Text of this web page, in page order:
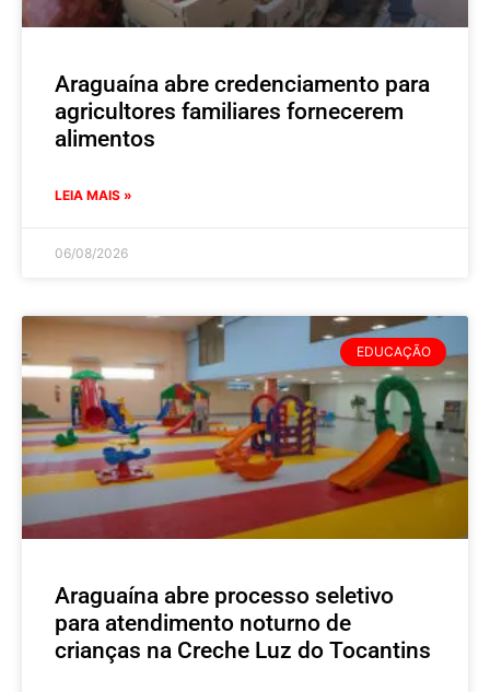
Araguaína abre credenciamento para
agricultores familiares fornecerem
alimentos
LEIA MAIS »
06/08/2026
EDUCAÇÃO
Araguaína abre processo seletivo
para atendimento noturno de
crianças na Creche Luz do Tocantins